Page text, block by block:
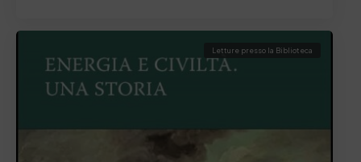
Letture presso la Biblioteca